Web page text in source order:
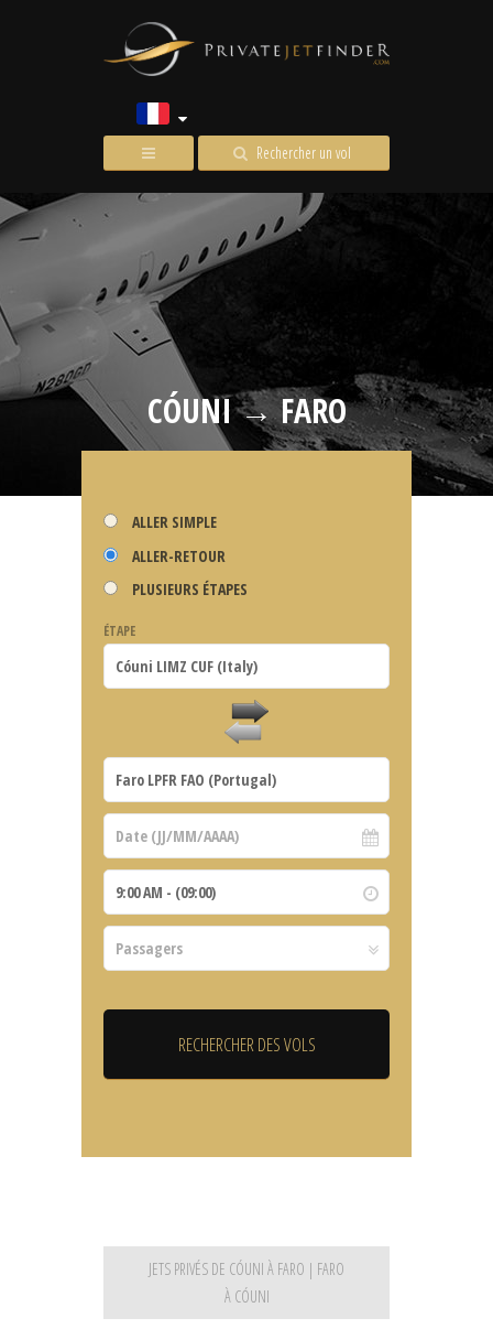
Rechercher un vol
CÓUNI → FARO
ALLER SIMPLE
ALLER-RETOUR
PLUSIEURS ÉTAPES
ÉTAPE
JETS PRIVÉS DE CÓUNI À FARO | FARO
À CÓUNI